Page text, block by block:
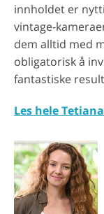
innholdet er
vintage-
dem alltid med
obligatorisk å
fantastiske
Les hele